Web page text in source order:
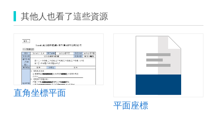
其他人也看了這些資源
直角坐標平面
平面座標